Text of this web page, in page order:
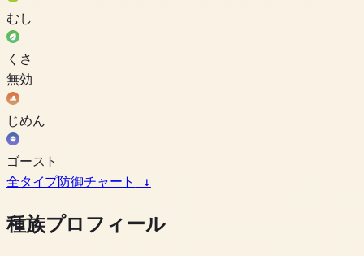
むし
くさ
無効
じめん
ゴースト
全タイプ防御チャート
↓
種族プロフィール